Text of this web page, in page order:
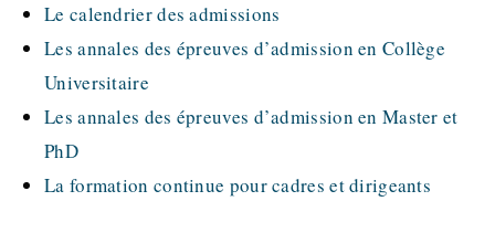
Le calendrier des admissions
Les annales des épreuves d’admission en Collège
Universitaire
Les annales des épreuves d’admission en Master et
PhD
La formation continue pour cadres et dirigeants